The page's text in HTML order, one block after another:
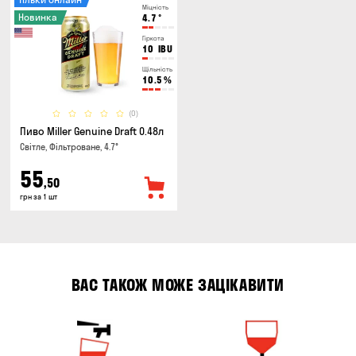
Міцність
4.7 °
Гіркота
10 IBU
Щільність
10.5 %
(0)
Новинка
Пиво Miller Genuine Draft 0.48л
Світле, Фільтроване, 4.7°
55,50
грн за 1 шт
ВАС ТАКОЖ МОЖЕ ЗАЦІКАВИТИ